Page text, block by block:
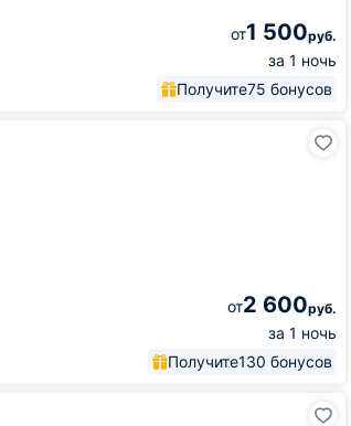
от1 500руб.
за 1 ночь
Получите75 бонусов
от2 600руб.
за 1 ночь
Получите130 бонусов